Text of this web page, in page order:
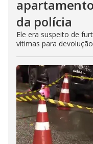
da polícia
Ele era suspeito de
vítimas para